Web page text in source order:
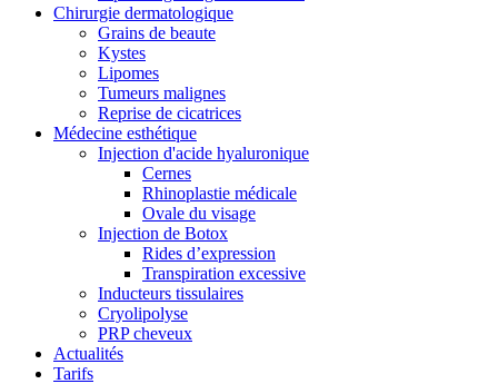
Chirurgie dermatologique
Grains de beaute
Kystes
Lipomes
Tumeurs malignes
Reprise de cicatrices
Médecine esthétique
Injection d'acide hyaluronique
Cernes
Rhinoplastie médicale
Ovale du visage
Injection de Botox
Rides d’expression
Transpiration excessive
Inducteurs tissulaires
Cryolipolyse
PRP cheveux
Actualités
Tarifs